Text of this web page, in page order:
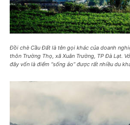
Đồi chè Cầu Đất là tên gọi khác của doanh
thôn Trường Thọ, xã Xuân Trường, TP Đà Lạt.
đây vốn là điểm “sống ảo” được rất nhiều du